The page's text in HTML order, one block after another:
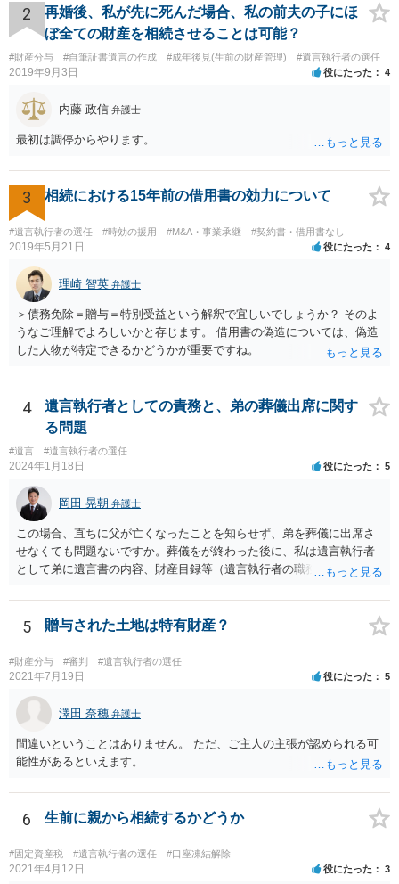
2
再婚後、私が先に死んだ場合、私の前夫の子にほ
ぼ全ての財産を相続させることは可能？
#財産分与 #自筆証書遺言の作成 #成年後見(生前の財産管理) #遺言執行者の選任
2019年9月3日 役にたった 4
内藤 政信 弁護士
最初は調停からやります。
3 相続における15年前の借用書の効力について
#遺言執行者の選任 #時効の援用 #M&A・事業承継 #契約書・借用書なし
2019年5月21日 役にたった 4
理崎 智英 弁護士
＞債務免除＝贈与＝特別受益という解釈で宜しいでしょうか？ そのよ
うなご理解でよろしいかと存じます。 借用書の偽造については、偽造
した人物が特定できるかどうかが重要ですね。
4
遺言執行者としての責務と、弟の葬儀出席に関す
る問題
#遺言 #遺言執行者の選任
2024年1月18日 役にたった 5
岡田 晃朝 弁護士
この場合、直ちに父が亡くなったことを知らせず、弟を葬儀に出席さ
せなくても問題ないですか。葬儀をが終わった後に、私は遺言執行者
として弟に遺言書の内容、財産目録等（遺言執行者の職務）を知らせ
るかは喪主の自由です。 呼ばなくてもかまいません。 そもそも、そう
いう法律関係にありません。 遺言の内容と遺産の総額の通知、公正証
で、対応しましょう。 そのあとは遺留分の請求などがあればそれへの
対応となるでしょう。
5 贈与された土地は特有財産？
#財産分与 #審判 #遺言執行者の選任
2021年7月19日 役にたった 5
澤田 奈穗 弁護士
間違いということはありません。 ただ、ご主人の主張が認められる可
能性があるといえます。
6 生前に親から相続するかどうか
#固定資産税 #遺言執行者の選任 #口座凍結解除
2021年4月12日 役にたった 3